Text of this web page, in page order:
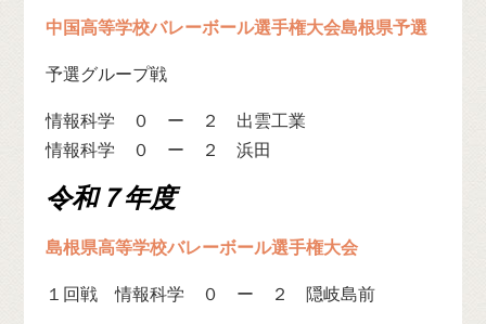
中国高等学校バレーボール選手権大会島根県予選
予選グループ戦
情報科学 ０ ー ２ 出雲工業
情報科学 ０ ー ２ 浜田
令和７年度
島根県高等学校バレーボール選手権大会
１回戦 情報科学 ０ ー ２ 隠岐島前